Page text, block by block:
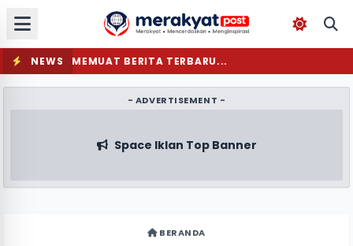
NEWS MEMUAT BERITA TERBARU...
- ADVERTISEMENT -
Space Iklan Top Banner
BERANDA